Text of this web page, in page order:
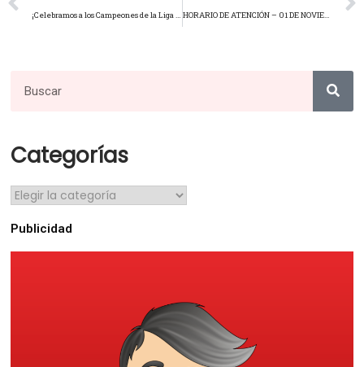
¡Celebramos a los Campeones de la Liga Interna de Básquet – Categoría 45! HORARIO DE ATENCIÓN – 01 DE NOVIEMBRE
Categorías
Publicidad